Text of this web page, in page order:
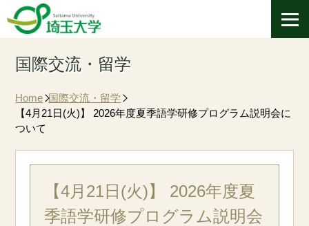
国際交流・留学
Home 国際交流・留学
【4月21日(火)】 2026年度夏季語学研修プログラム説明会に
ついて
【4月21日(火)】 2026年度夏
季語学研修プログラム説明会